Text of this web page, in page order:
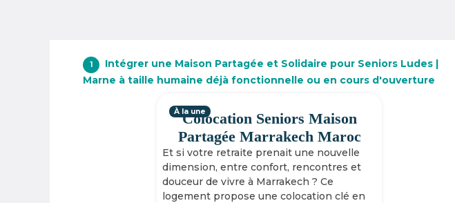
1
Intégrer une Maison Partagée et Solidaire pour Seniors Ludes |
Marne à taille humaine déjà fonctionnelle ou en cours d'ouverture
Colocation Seniors Maison
Partagée Marrakech Maroc
Et si votre retraite prenait une nouvelle
dimension, entre confort, rencontres et
douceur de vivre à Marrakech ? Ce
logement propose une colocation clé en
À la une